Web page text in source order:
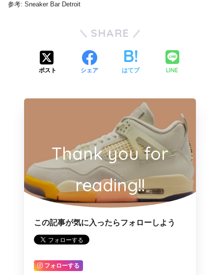
参考: Sneaker Bar Detroit
SHARE
ポスト シェア はてブ LINE
Thank you for
reading!!
この記事が気に入ったらフォローしよう
フォローする